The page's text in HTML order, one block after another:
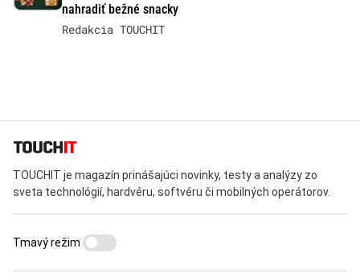
nahradiť bežné snacky
Redakcia TOUCHIT
TOUCHIT je magazín prinášajúci novinky, testy a analýzy zo
sveta technológií, hardvéru, softvéru či mobilných operátorov.
Tmavý režim